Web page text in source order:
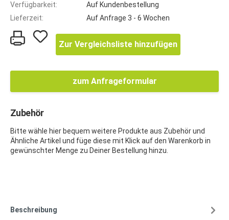
Verfügbarkeit:
Auf Kundenbestellung
Lieferzeit:
Auf Anfrage 3 - 6 Wochen
Zur Vergleichsliste hinzufügen
zum Anfrageformular
Zubehör
Bitte wähle hier bequem weitere Produkte aus Zubehör und
Ähnliche Artikel und füge diese mit Klick auf den Warenkorb in
gewünschter Menge zu Deiner Bestellung hinzu.
Beschreibung